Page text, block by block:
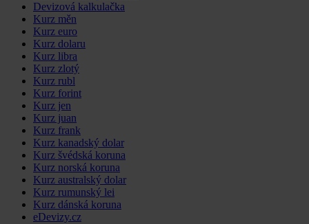
Devizová kalkulačka
Kurz měn
Kurz euro
Kurz dolaru
Kurz libra
Kurz zlotý
Kurz rubl
Kurz forint
Kurz jen
Kurz juan
Kurz frank
Kurz kanadský dolar
Kurz švédská koruna
Kurz norská koruna
Kurz australský dolar
Kurz rumunský lei
Kurz dánská koruna
eDevizy.cz